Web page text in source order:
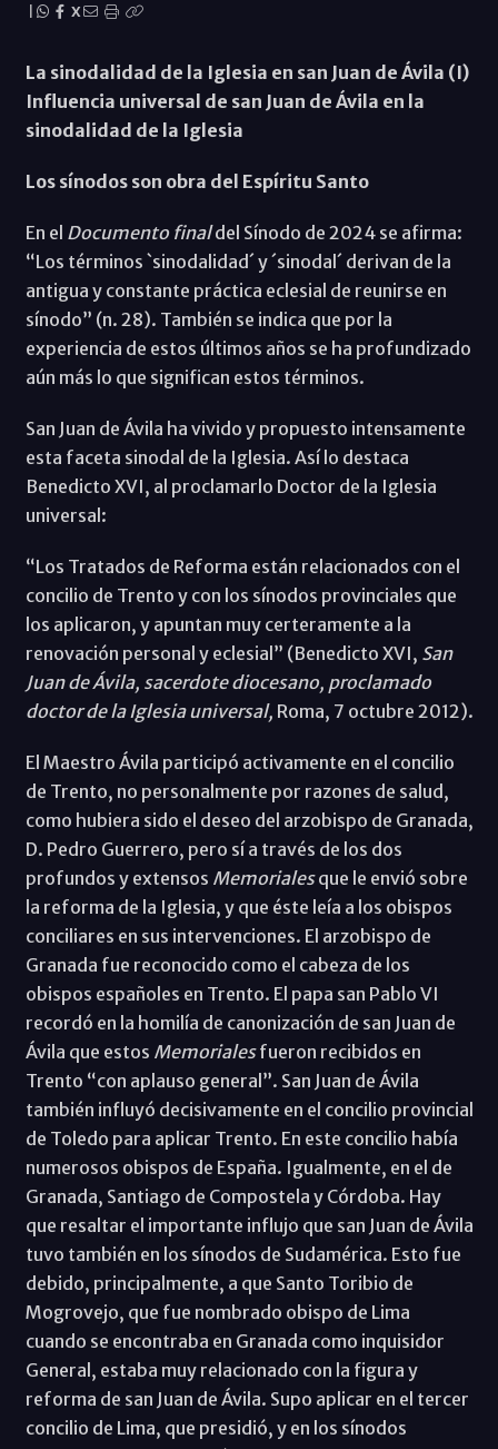
X
La sinodalidad de la Iglesia en san Juan de Ávila (I)
Influencia universal de san Juan de Ávila en la
sinodalidad de la Iglesia
Los sínodos son obra del Espíritu Santo
En el Documento finaldel Sínodo de 2024 se afirma:
“Los términos `sinodalidad´ y ´sinodal´ derivan de la
antigua y constante práctica eclesial de reunirse en
sínodo” (n. 28). También se indica que por la
experiencia de estos últimos años se ha profundizado
aún más lo que significan estos términos.
San Juan de Ávila ha vivido y propuesto intensamente
esta faceta sinodal de la Iglesia. Así lo destaca
Benedicto XVI, al proclamarlo Doctor de la Iglesia
universal:
“Los Tratados de Reforma están relacionados con el
concilio de Trento y con los sínodos provinciales que
los aplicaron, y apuntan muy certeramente a la
renovación personal y eclesial” (Benedicto XVI, San
Juan de Ávila, sacerdote diocesano, proclamado
doctor de la Iglesia universal, Roma, 7 octubre 2012).
El Maestro Ávila participó activamente en el concilio
de Trento, no personalmente por razones de salud,
como hubiera sido el deseo del arzobispo de Granada,
D. Pedro Guerrero, pero sí a través de los dos
profundos y extensos Memorialesque le envió sobre
la reforma de la Iglesia, y que éste leía a los obispos
conciliares en sus intervenciones. El arzobispo de
Granada fue reconocido como el cabeza de los
obispos españoles en Trento. El papa san Pablo VI
recordó en la homilía de canonización de san Juan de
Ávila que estos Memorialesfueron recibidos en
Trento “con aplauso general”. San Juan de Ávila
también influyó decisivamente en el concilio provincial
de Toledo para aplicar Trento. En este concilio había
numerosos obispos de España. Igualmente, en el de
Granada, Santiago de Compostela y Córdoba. Hay
que resaltar el importante influjo que san Juan de Ávila
tuvo también en los sínodos de Sudamérica. Esto fue
debido, principalmente, a que Santo Toribio de
Mogrovejo, que fue nombrado obispo de Lima
cuando se encontraba en Granada como inquisidor
General, estaba muy relacionado con la figura y
reforma de san Juan de Ávila. Supo aplicar en el tercer
concilio de Lima, que presidió, y en los sínodos